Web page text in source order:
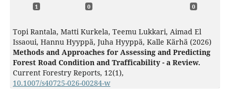
1 0 0
Topi Rantala, Matti Kurkela, Teemu Lukkari, Aimad El
Issaoui, Hannu Hyyppä, Juha Hyyppä, Kalle Kärhä (2026)
Methods and Approaches for Assessing and Predicting
Forest Road Condition and Trafficability - a Review.
Current Forestry Reports, 12(1),
10.1007/s40725-026-00284-w